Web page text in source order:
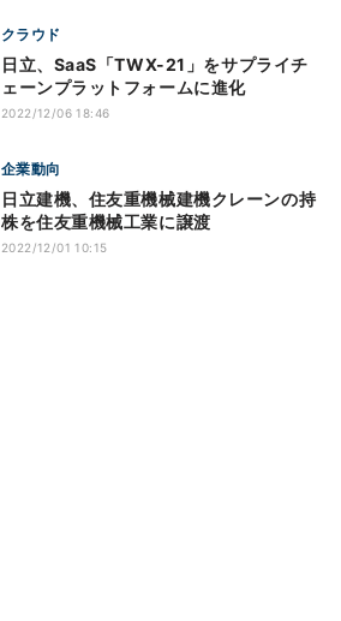
クラウド
日立、SaaS「TWX-21」をサプライチ
ェーンプラットフォームに進化
2022/12/06 18:46
企業動向
日立建機、住友重機械建機クレーンの持
株を住友重機械工業に譲渡
2022/12/01 10:15